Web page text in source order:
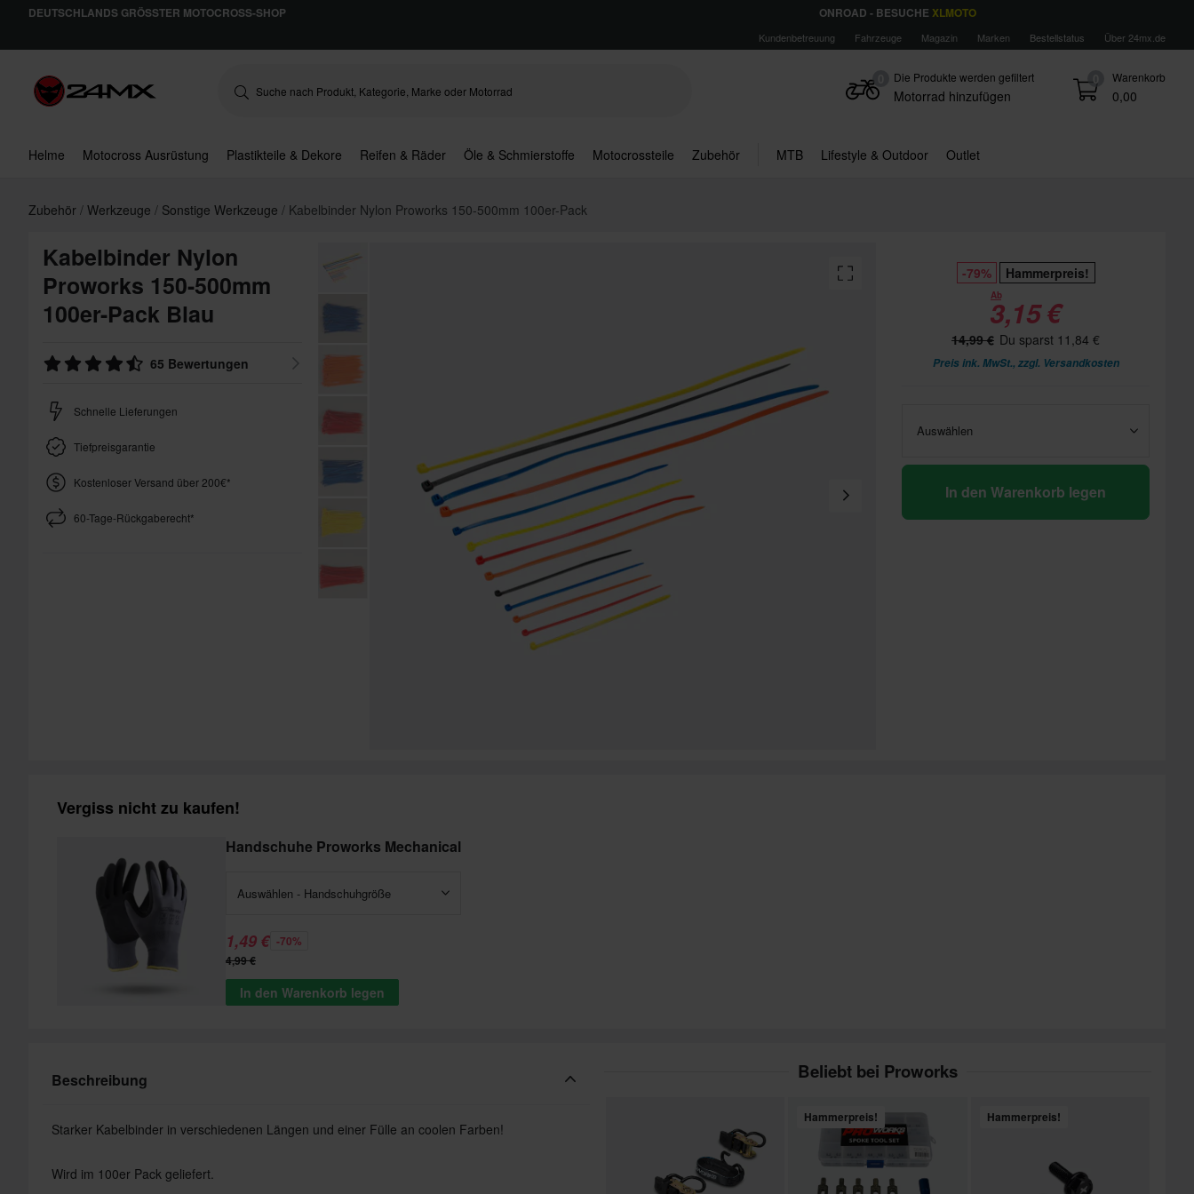
DEUTSCHLANDS GRÖSSTER MOTOCROSS-SHOP ONROAD - BESUCHE XLMOTO
Kundenbetreuung Fahrzeuge Magazin Marken Bestellstatus Über 24mx.de
0 Warenkorb
0,00
Die Produkte werden gefiltert
Motorrad hinzufügen
Helme Motocross Ausrüstung Plastikteile & Dekore Reifen & Räder Öle & Schmierstoffe Motocrossteile Zubehör MTB Lifestyle & Outdoor Outlet
Zubehör Werkzeuge Sonstige Werkzeuge Kabelbinder Nylon Proworks 150-500mm 100er-Pack
Kabelbinder Nylon
Proworks 150-500mm
100er-Pack Blau
65 Bewertungen
Schnelle Lieferungen
Tiefpreisgarantie
Kostenloser Versand über 200€*
60-Tage-Rückgaberecht*
-79% Hammerpreis!
Ab
3,15 €
14,99 € Du sparst 11,84 €
Preis ink. MwSt., zzgl. Versandkosten
Auswählen
In den Warenkorb legen
Vergiss nicht zu kaufen!
Handschuhe Proworks Mechanical
Auswählen - Handschuhgröße
1,49 € -70%
4,99 €
In den Warenkorb legen
Beschreibung
Starker Kabelbinder in verschiedenen Längen und einer Fülle an coolen Farben!
Wird im 100er Pack geliefert.
Beliebt bei Proworks
Hammerpreis! Hammerpreis!